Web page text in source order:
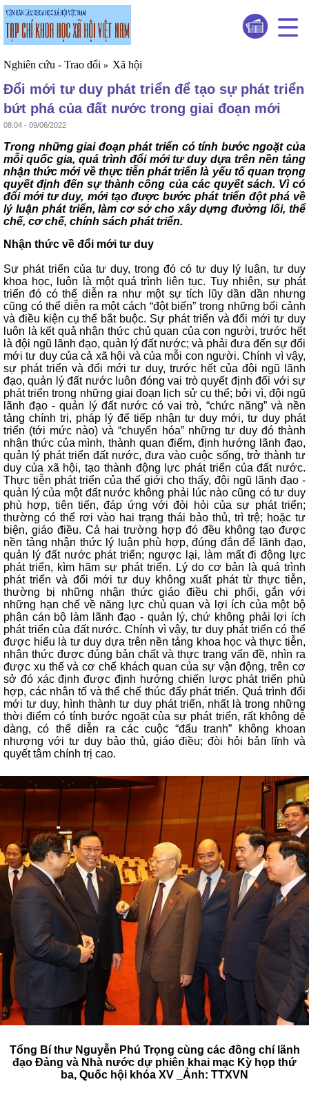
Nghiên cứu - Trao đổi » Xã hội
Đổi mới tư duy phát triển để tạo sự phát triển
bứt phá của đất nước trong giai đoạn mới
08:04 - 09/06/2022
Trong những giai đoạn phát triển có tính bước ngoặt của
mỗi quốc gia, quá trình đổi mới tư duy dựa trên nền tảng
nhận thức mới về thực tiễn phát triển là yếu tố quan trọng
quyết định đến sự thành công của các quyết sách. Vì có
đổi mới tư duy, mới tạo được bước phát triển đột phá về
lý luận phát triển, làm cơ sở cho xây dựng đường lối, thể
chế, cơ chế, chính sách phát triển.
Nhận thức về đổi mới tư duy
Sự phát triển của tư duy, trong đó có tư duy lý luận, tư duy
khoa học, luôn là một quá trình liên tục. Tuy nhiên, sự phát
triển đó có thể diễn ra như một sự tích lũy dần dần nhưng
cũng có thể diễn ra một cách “đột biến” trong những bối cảnh
và điều kiện cụ thể bắt buộc. Sự phát triển và đổi mới tư duy
luôn là kết quả nhận thức chủ quan của con người, trước hết
là đội ngũ lãnh đạo, quản lý đất nước; và phải đưa đến sự đổi
mới tư duy của cả xã hội và của mỗi con người. Chính vì vậy,
sự phát triển và đổi mới tư duy, trước hết của đội ngũ lãnh
đạo, quản lý đất nước luôn đóng vai trò quyết định đối với sự
phát triển trong những giai đoạn lịch sử cụ thể; bởi vì, đội ngũ
lãnh đạo - quản lý đất nước có vai trò, “chức năng” và nền
tảng chính trị, pháp lý để tiếp nhận tư duy mới, tư duy phát
triển (tới mức nào) và “chuyển hóa” những tư duy đó thành
nhận thức của mình, thành quan điểm, định hướng lãnh đạo,
quản lý phát triển đất nước, đưa vào cuộc sống, trở thành tư
duy của xã hội, tạo thành động lực phát triển của đất nước.
Thực tiễn phát triển của thế giới cho thấy, đội ngũ lãnh đạo -
quản lý của một đất nước không phải lúc nào cũng có tư duy
phù hợp, tiên tiến, đáp ứng với đòi hỏi của sự phát triển;
thường có thể rơi vào hai trạng thái bảo thủ, trì trệ; hoặc tư
biện, giáo điều. Cả hai trường hợp đó đều không tạo được
nền tảng nhận thức lý luận phù hợp, đúng đắn để lãnh đạo,
quản lý đất nước phát triển; ngược lại, làm mất đi động lực
phát triển, kìm hãm sự phát triển. Lý do cơ bản là quá trình
phát triển và đổi mới tư duy không xuất phát từ thực tiễn,
thường bị những nhận thức giáo điều chi phối, gắn với
những hạn chế về năng lực chủ quan và lợi ích của một bộ
phận cán bộ làm lãnh đạo - quản lý, chứ không phải lợi ích
phát triển của đất nước. Chính vì vậy, tư duy phát triển có thể
được hiểu là tư duy dựa trên nền tảng khoa học và thực tiễn,
nhận thức được đúng bản chất và thực trạng vấn đề, nhìn ra
được xu thế và cơ chế khách quan của sự vận động, trên cơ
sở đó xác định được định hướng chiến lược phát triển phù
hợp, các nhân tố và thể chế thúc đẩy phát triển. Quá trình đổi
mới tư duy, hình thành tư duy phát triển, nhất là trong những
thời điểm có tính bước ngoặt của sự phát triển, rất không dễ
dàng, có thể diễn ra các cuộc “đấu tranh” không khoan
nhượng với tư duy bảo thủ, giáo điều; đòi hỏi bản lĩnh và
quyết tâm chính trị cao.
Tổng Bí thư Nguyễn Phú Trọng cùng các đồng chí lãnh
đạo Đảng và Nhà nước dự phiên khai mạc Kỳ họp thứ
ba, Quốc hội khóa XV _Ảnh: TTXVN